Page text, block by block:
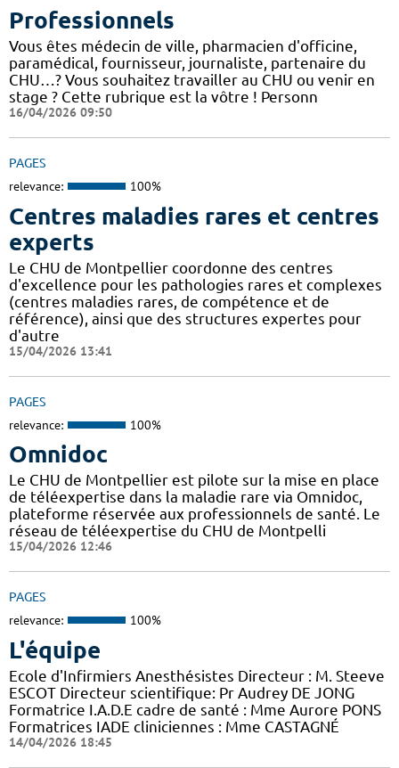
Professionnels
Vous êtes médecin de ville, pharmacien d'officine,
paramédical, fournisseur, journaliste, partenaire du
CHU…? Vous souhaitez travailler au CHU ou venir en
stage ? Cette rubrique est la vôtre ! Personn
16/04/2026 09:50
PAGES
relevance: 100%
Centres maladies rares et centres
experts
Le CHU de Montpellier coordonne des centres
d'excellence pour les pathologies rares et complexes
(centres maladies rares, de compétence et de
référence), ainsi que des structures expertes pour
d'autre
15/04/2026 13:41
PAGES
relevance: 100%
Omnidoc
Le CHU de Montpellier est pilote sur la mise en place
de téléexpertise dans la maladie rare via Omnidoc,
plateforme réservée aux professionnels de santé. Le
réseau de téléexpertise du CHU de Montpelli
15/04/2026 12:46
PAGES
relevance: 100%
L'équipe
Ecole d'Infirmiers Anesthésistes Directeur : M. Steeve
ESCOT Directeur scientifique: Pr Audrey DE JONG
Formatrice I.A.D.E cadre de santé : Mme Aurore PONS
Formatrices IADE cliniciennes : Mme CASTAGNÉ
14/04/2026 18:45